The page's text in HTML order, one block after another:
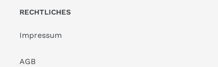
RECHTLICHES
Impressum
AGB